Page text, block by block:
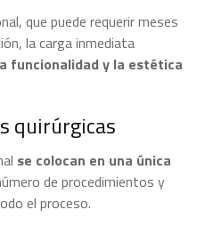
que puede requerir meses
la carga inmediata
funcionalidad y la estética
quirúrgicas
se colocan en una única
de procedimientos y
el proceso.